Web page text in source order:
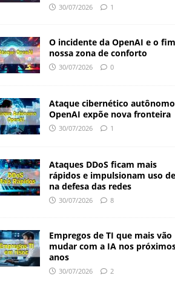
30/07/2026 1
O incidente da OpenAI e o
nossa zona de conforto
30/07/2026 0
Ataque cibernético
OpenAI expõe nova fronteira
30/07/2026 1
Ataques DDoS ficam mais
rápidos e impulsionam uso
na defesa das redes
30/07/2026 8
Empregos de TI que mais vão
mudar com a IA nos
anos
30/07/2026 2